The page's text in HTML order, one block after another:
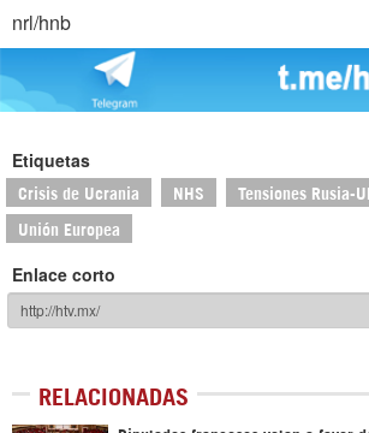
nrl/hnb
Etiquetas
Crisis de Ucrania NHS Tensiones Rusia-
Unión Europea
Enlace corto
RELACIONADAS